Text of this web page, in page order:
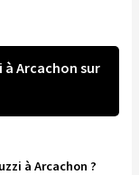
à Arcachon sur
à Arcachon ?